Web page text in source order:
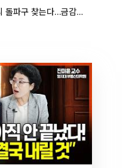
다…금감원, 1년 반 만에 매각설명회 재개